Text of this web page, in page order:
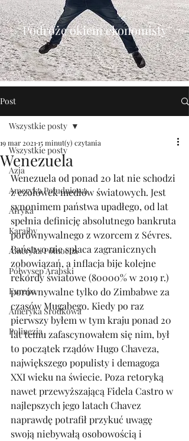
Podróże okiem ekonomisty
Post
Wszystkie posty
Azja
Ameryka Południowa
Afryka
Karaiby
Ameryka Północna
Półwysep Arabski
Europa
Ameryka Środkowa
Polinezja
Wszystkie posty
Wenezuela
19 mar 2021 15 minut(y) czytania
Wenezuela od ponad 20 lat nie schodzi
z czołówek mediów światowych. Jest
synonimem państwa upadłego, od lat
spełnia definicję absolutnego bankruta
porównywalnego z wzorcem z Sévres.
Państwo nie spłaca zagranicznych
zobowiązań, a inflacja bije kolejne
rekordy światowe (80000% w 2019 r.)
porównywalne tylko do Zimbabwe za
czasów Mugabego. Kiedy po raz
pierwszy byłem w tym kraju ponad 20
lat temu zafascynowałem się nim, był
to początek rządów Hugo Chaveza,
największego populisty i demagoga
XXI wieku na świecie. Poza retoryką
nawet przewyższającą Fidela Castro w
najlepszych jego latach Chavez
naprawdę potrafił przykuć uwagę
swoją niebywałą osobowością i